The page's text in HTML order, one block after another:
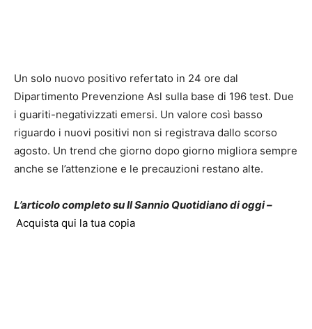
Un solo nuovo positivo refertato in 24 ore dal
Dipartimento Prevenzione Asl sulla base di 196 test. Due
i guariti-negativizzati emersi. Un valore così basso
riguardo i nuovi positivi non si registrava dallo scorso
agosto. Un trend che giorno dopo giorno migliora sempre
anche se l’attenzione e le precauzioni restano alte.
L’articolo completo su Il Sannio Quotidiano di oggi –
Acquista qui la tua copia